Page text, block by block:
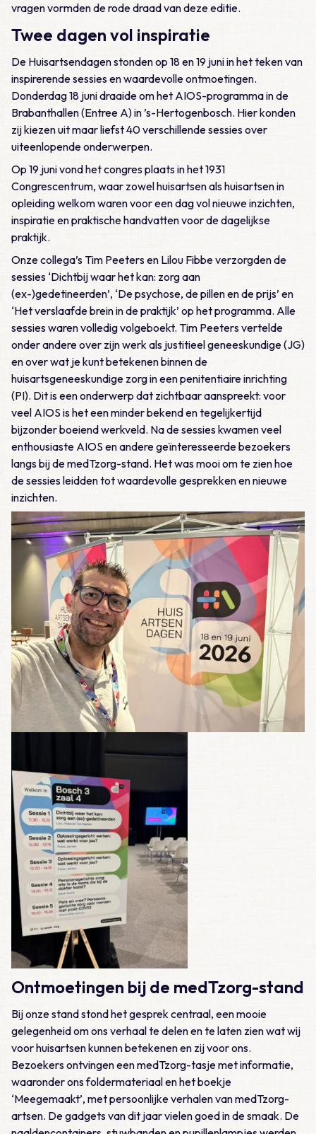
vragen vormden de rode draad van deze editie.
Twee dagen vol inspiratie
De Huisartsendagen stonden op 18 en 19 juni in het teken van
inspirerende sessies en waardevolle ontmoetingen.
Donderdag 18 juni draaide om het AIOS-programma in de
Brabanthallen (Entree A) in ’s-Hertogenbosch. Hier konden
zij kiezen uit maar liefst 40 verschillende sessies over
uiteenlopende onderwerpen.
Op 19 juni vond het congres plaats in het 1931
Congrescentrum, waar zowel huisartsen als huisartsen in
opleiding welkom waren voor een dag vol nieuwe inzichten,
inspiratie en praktische handvatten voor de dagelijkse
praktijk.
Onze collega’s Tim Peeters en Lilou Fibbe verzorgden de
sessies ‘Dichtbij waar het kan: zorg aan
(ex-)gedetineerden’, ‘De psychose, de pillen en de prijs’ en
‘Het verslaafde brein in de praktijk’ op het programma. Alle
sessies waren volledig volgeboekt. Tim Peeters vertelde
onder andere over zijn werk als justitieel geneeskundige (JG)
en over wat je kunt betekenen binnen de
huisartsgeneeskundige zorg in een penitentiaire inrichting
(PI). Dit is een onderwerp dat zichtbaar aanspreekt: voor
veel AIOS is het een minder bekend en tegelijkertijd
bijzonder boeiend werkveld. Na de sessies kwamen veel
enthousiaste AIOS en andere geïnteresseerde bezoekers
langs bij de medTzorg-stand. Het was mooi om te zien hoe
de sessies leidden tot waardevolle gesprekken en nieuwe
inzichten.
Ontmoetingen bij de medTzorg-stand
Bij onze stand stond het gesprek centraal, een mooie
gelegenheid om ons verhaal te delen en te laten zien wat wij
voor huisartsen kunnen betekenen en zij voor ons.
Bezoekers ontvingen een medTzorg-tasje met informatie,
waaronder ons foldermateriaal en het boekje
‘Meegemaakt’, met persoonlijke verhalen van medTzorg-
artsen. De gadgets van dit jaar vielen goed in de smaak. De